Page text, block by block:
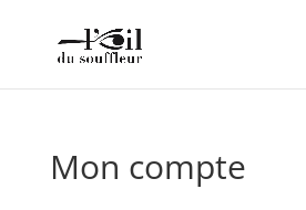
Mon compte